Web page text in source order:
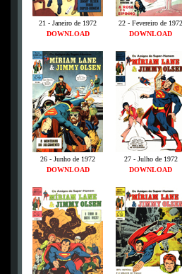
21 - Janeiro de 1972
22 - Fevereiro de 1972
DOWNLOAD
DOWNLOAD
26 - Junho de 1972
27 - Julho de 1972
DOWNLOAD
DOWNLOAD